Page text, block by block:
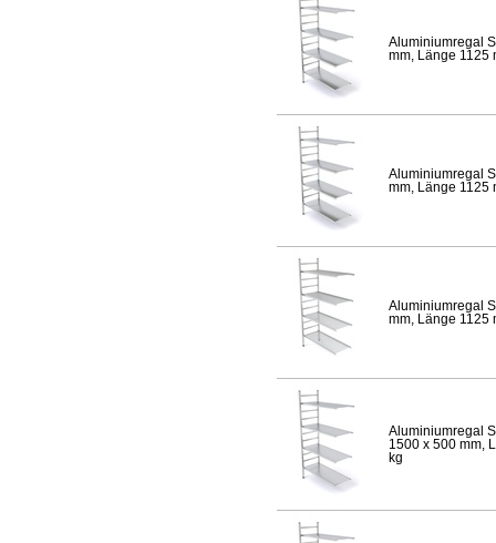
Aluminiumregal
mm, Länge 1125
Aluminiumregal
mm, Länge 1125
Aluminiumregal
mm, Länge 1125
Aluminiumregal
1500 x 500 mm,
kg